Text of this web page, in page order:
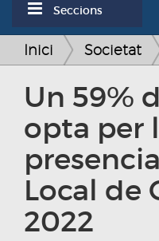
Seccions
Inici Societat
Un 59%
opta per
Local de
2022